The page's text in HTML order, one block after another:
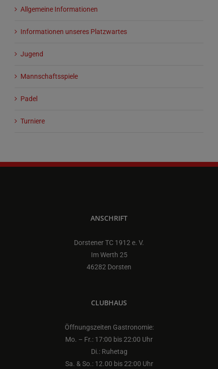
Allgemeine Informationen
Informationen unseres Platzwartes
Jugend
Mannschaftsspiele
Padel
Turniere
ANSCHRIFT
Dorstener TC 1912 e. V.
Im Werth 25
46282 Dorsten
CLUBHAUS
Öffnungszeiten Gastronomie:
Mo. – Fr.: 17:00 bis 22:00 Uhr
Di.: Ruhetag
Sa. & So.: 12.00 bis 22:00 Uhr